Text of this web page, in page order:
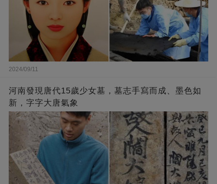
2024/09/11
河南發現唐代15歲少女墓，墓志手寫而成、墨色如
新，字字大唐氣象